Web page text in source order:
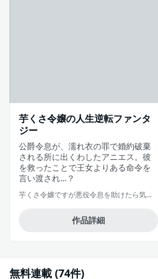
芋くさ令嬢の人生逆転ファンタ
ジー
公爵令息が、濡れ衣の罪で婚約破棄
される所に出くわしたアニエス。彼
を救ったことで王女よりある命令を
言い渡され…？
芋くさ令嬢ですが悪役令息を助けたら気に入られました
作品詳細
無料連載 (74件)